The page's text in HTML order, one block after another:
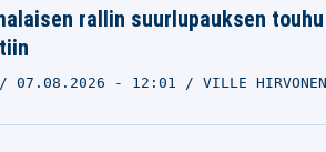
rallin suurlupauksen touhu
07.08.2026 - 12:01 VILLE HIRVONEN